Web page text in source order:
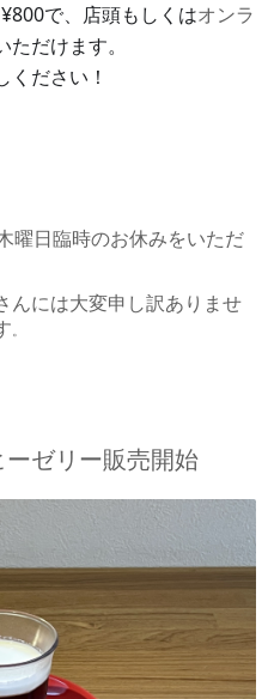
で、店頭もしくはオンラ
だけます。
ださい！
曜日臨時のお休みをいただ
んには大変申し訳ありませ
ーゼリー販売開始